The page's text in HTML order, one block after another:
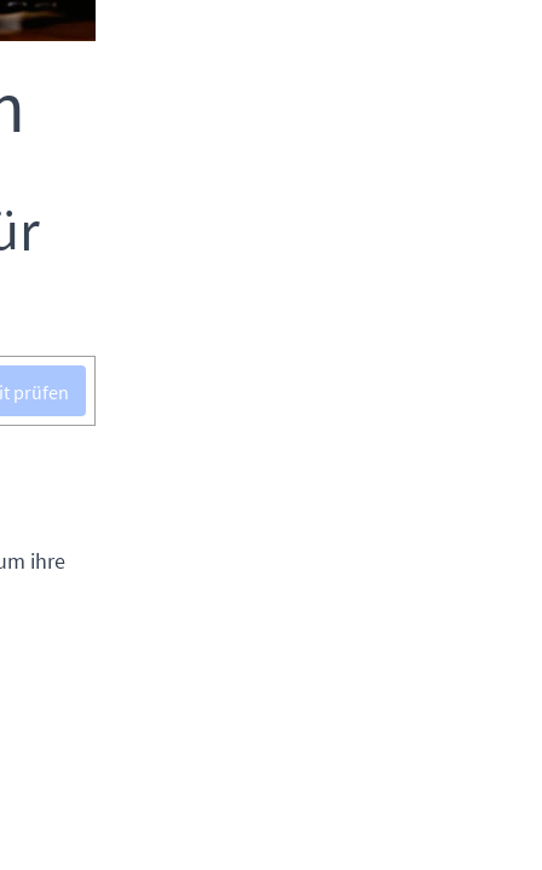
prüfen
ihre